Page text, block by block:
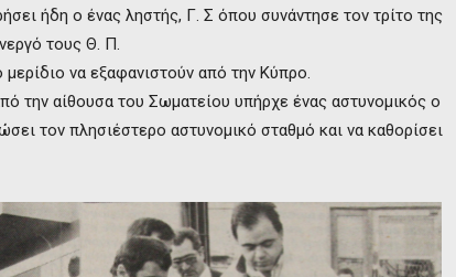
ήδη ο ένας ληστής, Γ. Σ όπου συνάντησε τον τρίτο της
τους Θ. Π.
να εξαφανιστούν από την Κύπρο.
την αίθουσα του Σωματείου υπήρχε ένας αστυνομικός ο
τον πλησιέστερο αστυνομικό σταθμό και να καθορίσει